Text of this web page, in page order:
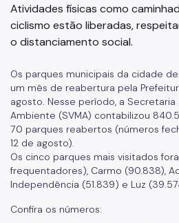
Atividades físicas como
ciclismo estão liberadas,
o distanciamento social.
Os parques municipais da cidade
um mês de reabertura pela
agosto. Nesse período, a
Ambiente (SVMA) contabilizou
70 parques reabertos (números
12 de agosto).
Os cinco parques mais visitados
frequentadores), Carmo (90.838),
Independência (51.839) e Luz
Confira os números: